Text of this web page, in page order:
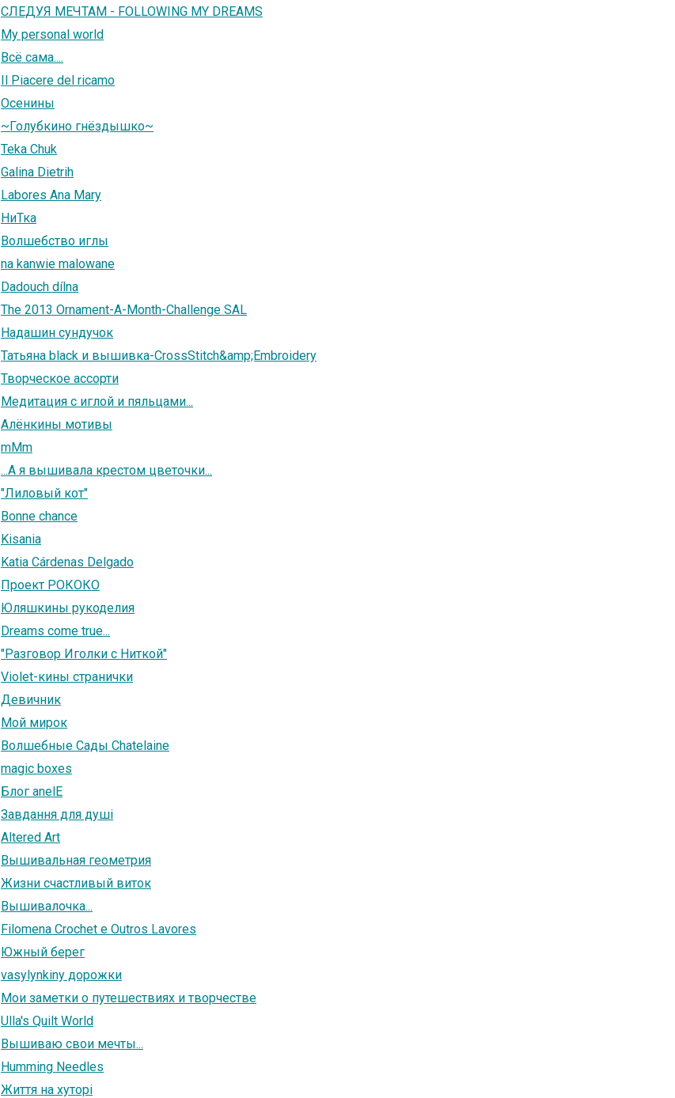
СЛЕДУЯ МЕЧТАМ - FOLLOWING MY DREAMS
My personal world
Всё сама....
Il Piacere del ricamo
Осенины
~Голубкино гнёздышко~
Teka Chuk
Galina Dietrih
Labores Ana Mary
НиТка
Волшебство иглы
na kanwie malowane
Dadouch dílna
The 2013 Ornament-A-Month-Challenge SAL
Надашин сундучок
Татьяна black и вышивка-CrossStitch&amp;Embroidery
Творческое ассорти
Медитация с иглой и пяльцами...
Алёнкины мотивы
mMm
...А я вышивала крестом цветочки...
"Лиловый кот"
Bonne chance
Kisania
Katia Cárdenas Delgado
Проект РОКОКО
Юляшкины рукоделия
Dreams come true...
"Разговор Иголки с Ниткой"
Violet-кины странички
Девичник
Мой мирок
Волшебные Сады Chatelaine
magic boxes
Блог аnelE
Завдання для душі
Altered Art
Вышивальная геометрия
Жизни счастливый виток
Вышивалочка...
Filomena Crochet e Outros Lavores
Южный берег
vasylynkiny дорожки
Мои заметки о путешествиях и творчестве
Ulla's Quilt World
Вышиваю свои мечты...
Humming Needles
Життя на хуторі